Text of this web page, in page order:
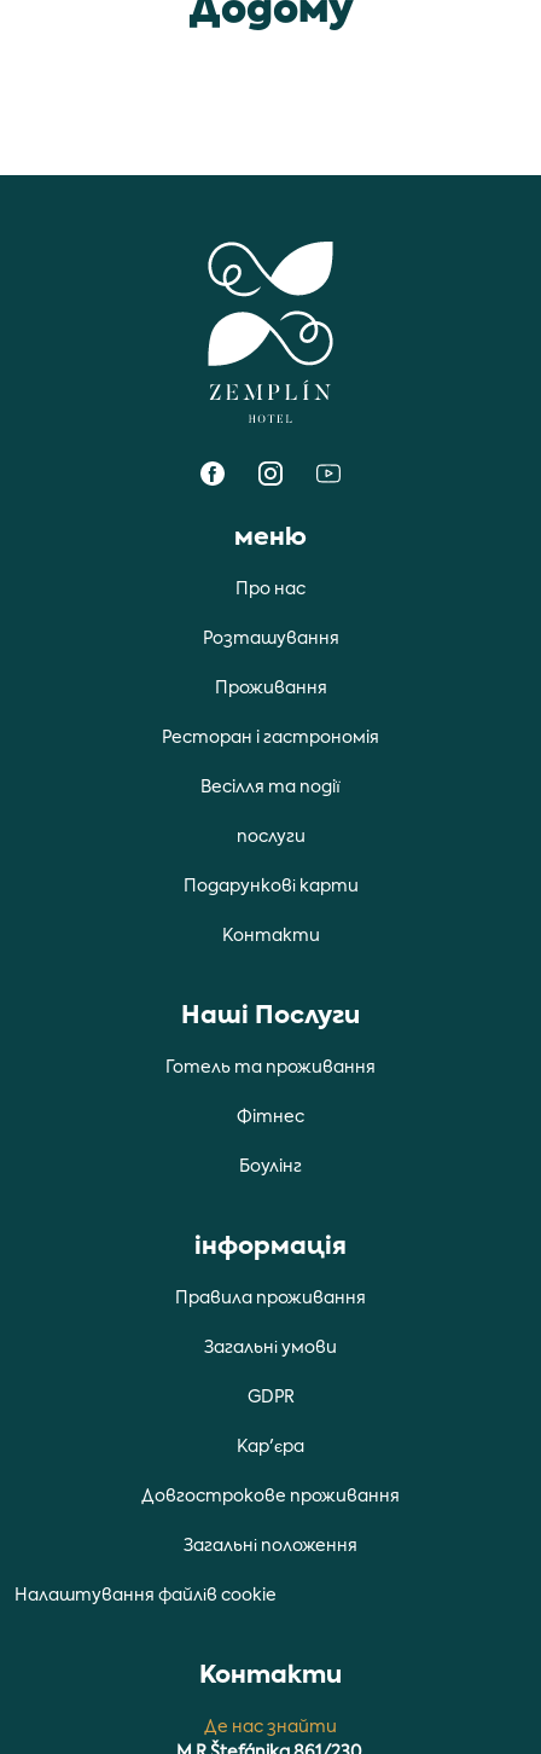
Додому
меню
Про нас
Розташування
Проживання
Ресторан i гастрономiя
Весiлля та подiї
послуги
Подарункові карти
Контакти
Нашi Послуги
Готель та проживання
Фiтнес
Боулiнг
iнформацiя
Правила проживання
Загальні умови
GDPR
Кар'єра
Довгострокове проживання
Загальні положення
Налаштування файлів cookie
Контакти
Де нас знайти